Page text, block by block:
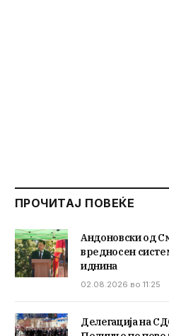
ПРОЧИТАЈ ПОВЕЌЕ
Андоновски од
вредносен
иднина
02.08.2026 во 11:25
Делегација на